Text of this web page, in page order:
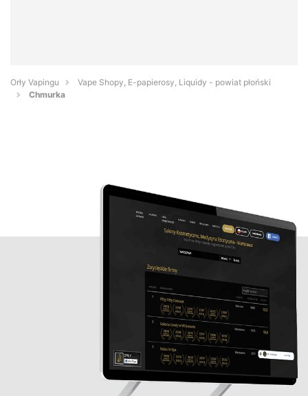
Orły Vapingu
Vape Shopy, E-papierosy, Liquidy - powiat płoński
Chmurka